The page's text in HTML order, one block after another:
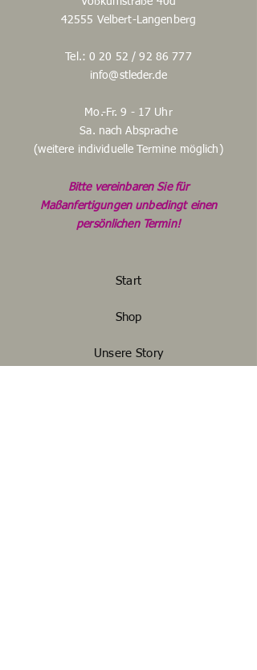
42555 Velbert-Langenberg
Tel.: 0 20 52 /92 86 777
info@stleder.de
Mo.-Fr. 9 - 17 Uhr
Sa. nach Absprache
(weitere individuelle Termine möglich)
Bitte vereinbaren Sie für
Maßanfertigungen unbedingt einen
persönlichen Termin!
Start
Shop
Unsere Story